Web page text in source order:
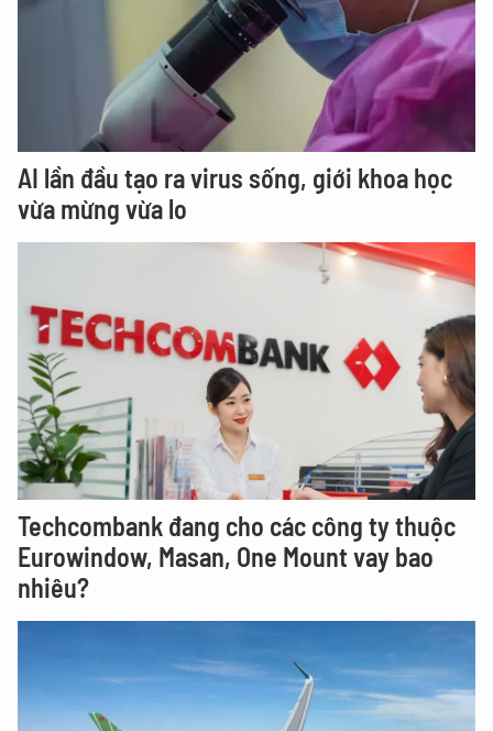
AI lần đầu tạo ra virus sống, giới khoa học
vừa mừng vừa lo
Techcombank đang cho các công ty thuộc
Eurowindow, Masan, One Mount vay bao
nhiêu?